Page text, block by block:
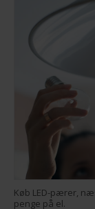
Køb LED-pærer,
penge på el.